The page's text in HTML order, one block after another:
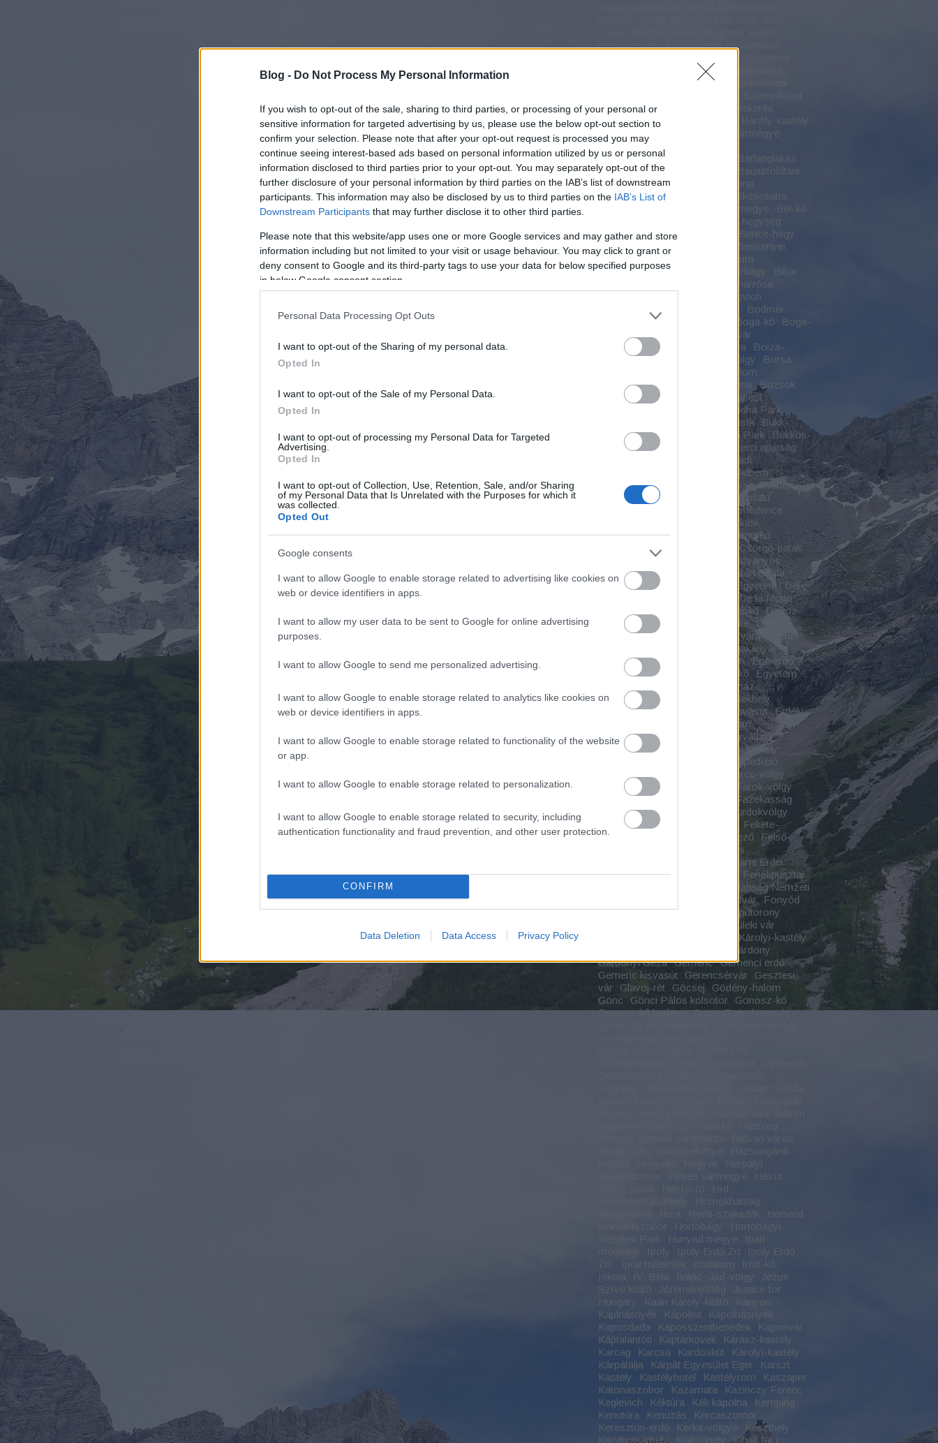
Blog - Do Not Process My Personal Information
If you wish to opt-out of the sale, sharing to third parties, or processing of your personal or
sensitive information for targeted advertising by us, please use the below opt-out section to
confirm your selection. Please note that after your opt-out request is processed you may
continue seeing interest-based ads based on personal information utilized by us or personal
information disclosed to third parties prior to your opt-out. You may separately opt-out of the
further disclosure of your personal information by third parties on the IAB’s list of downstream
participants. This information may also be disclosed by us to third parties on the IAB’s List of
Downstream Participants that may further disclose it to other third parties.
Please note that this website/app uses one or more Google services and may gather and store
information including but not limited to your visit or usage behaviour. You may click to grant or
deny consent to Google and its third-party tags to use your data for below specified purposes
in below Google consent section.
Personal Data Processing Opt Outs
I want to opt-out of the Sharing of my personal data.
Opted In
I want to opt-out of the Sale of my Personal Data.
Opted In
I want to opt-out of processing my Personal Data for Targeted
Advertising.
Opted In
I want to opt-out of Collection, Use, Retention, Sale, and/or Sharing
of my Personal Data that Is Unrelated with the Purposes for which it
was collected.
Opted Out
Google consents
I want to allow Google to enable storage related to advertising like cookies on
web or device identifiers in apps.
I want to allow my user data to be sent to Google for online advertising
purposes.
I want to allow Google to send me personalized advertising.
I want to allow Google to enable storage related to analytics like cookies on
web or device identifiers in apps.
I want to allow Google to enable storage related to functionality of the website
or app.
I want to allow Google to enable storage related to personalization.
I want to allow Google to enable storage related to security, including
authentication functionality and fraud prevention, and other user protection.
CONFIRM
Data Deletion Data Access Privacy Policy
templomrom A Muhi csata emlékműve
Bakonszeg
Balaton-felvidék
Balatoni romok
Balaton körút
Bánffy-kastély
Bonchida
Baranya vármegye
Bárányfok
Bärenschützklamm
Barlanglakás
Báthori-várkastély
Bauxitföldtani
Park Bazaltömlés
Bazaltorgona
Bécsújhely
Békás-szoros
Békéscsaba
Békés vármegye
Bél-kő
Béli-hegység
Beliczey-kastély
Bence-hegy
Bence-hegyi kilátó
Bessenyei
György
Bethlen Gábor Kollégium
Betyárcsárda Betyárok Biatorbágy
Bihar
Biharrósa
Blaskovich
Bodmér
Boga Boga-kő
Boga-
Boldogkői vár
Boldogkőváralja
Boldogkő vára
Bolza-
Bonchida Borosán-völgy
Borsa
Bortemplom
Börzsöny Bosznia-Hercegovina
Bozsok
Bózsva
Budai-hegység
Budapest
Buddha Park
Bükk-fennsík
Bükk-
Bükkalja Bükki Nemzeti Park
Bükkös-
Bulz-kő
Ciszterci apátság
Csabaszabadi
Csanádalberti
Csárda Császártöltés Csebény Csebény
szabás
Cserepes-völgy
Cserépfalu
Csíki-medence
Csókási
szélmalom CsomaKőrös
Csongrád
Csongrád-Csanád vármegye
Csörgő-patak
Csörgő-szurdok
Csóványos
Csővár Csukás-vízesés
Czárán Gyula
Dabas
Debrecen Debreceni Egyetem
Dél-
De la Motte
Dobogókő Doboz
Dombegyház
Döröske
Dregán-
Drégelypalánk Drégely vára
Dreher
Dunakanyar
Dunakeszi Ecséri templomrom Egererdő
Egeres Egyes-kő Egyeskő
Egyetem
Emékház
Emlékcsarnok
Emlékhely
Emlékmű Emlékpark Erdei kisvasút
Erdély
Erdészeti Múzeum
Érdmindszent
Erdőrezervátum
Ereklye
Erődített város
Érseki kastély
Expedíció
Farcu-völgy
Farkaslaka
Farkas Bertalan
Farok-völgy
Fatemplom
Fazekasság
Fehérkői-szoros
Fehérkői-szurdokvölgy
Fehérvárcsurgó
Fekete-
Körös
Felfedező
Felső-
Felső-vízesés
Felsőtárkányi Állami Erdei
Vasút Felvidék
Fenékpusztai
Fertő Hanság Nemzeti
Földvár
Fonyód
Forgách-kastély
Forkesch-kaputorony
Füleki vár
Füzérradványi Károlyi-kastély
Gárdony
Gárdonyi Géza Gemenc Gemenci erdő
Gemenc kisvasút
Gerencsérvár
Gesztesi
vár
Glavoj-rét Göcsej
Gödény-halom
Gönc
Gönci Pálos kolsotor
Gonosz-kő
Gonosz-kő barlang Gutin Gutin-hegység
Heves vármegye
Hévíz
Híd
Homokhátság
Honti-szakadék
Honvéd
Hortobágy
Hortobágyi
Hunyad megye
Ipari
Ipoly Ipoly Erdő Zrt
Ipoly Erdő
Zrt.
Iprai műemlék Irodalom
Írott-kő
Iskola
Jád-völgy
Jézus
Szíve kilátó
JóreményStég
Justice for
Hungary
Kaán Károly-kilátó
Kanyon
Káplnásnyék
Kápolna
Kápolnásnyék
Kaposdada
Kaposszentbenedek
Kaposvár
Káptalantóti
Kaptárkövek
Kárász-kastély
Karcag
Karcsa Kardoskút
Károlyi-kastély
Kárpátalja
Kárpát Egyesület Eger
Karszt
Kastély
Kastélyhotel Kastélyrom
Kaszaper
Katonaszobor
Kazamata
Kazinczy Ferenc
Keglevich
Kéktúra Kék kápolna
Kemping
Kenutúra
Kenuzás
Kercaszomor
Keresztúri-erdő
Kerka-völgye
Keszthely
Kézdivásárhely
Kiállítóhely Kihalt falu